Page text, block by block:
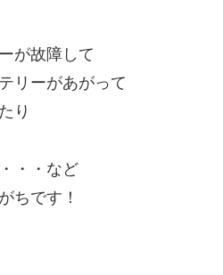
が故障して
リーがあがって
り
・・・など
ちです！